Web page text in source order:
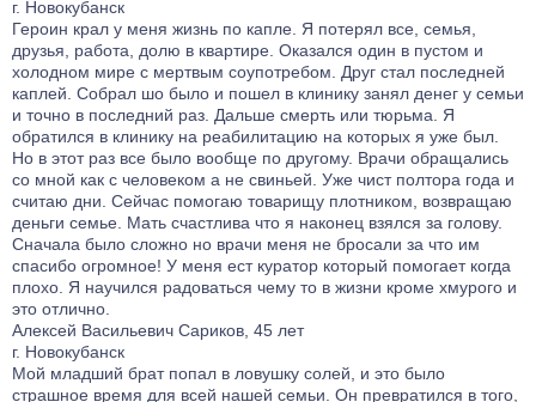
г. Новокубанск
Героин крал у меня жизнь по капле. Я потерял все, семья,
друзья, работа, долю в квартире. Оказался один в пустом и
холодном мире с мертвым соупотребом. Друг стал последней
каплей. Собрал шо было и пошел в клинику занял денег у семьи
и точно в последний раз. Дальше смерть или тюрьма. Я
обратился в клинику на реабилитацию на которых я уже был.
Но в этот раз все было вообще по другому. Врачи обращались
со мной как с человеком а не свиньей. Уже чист полтора года и
считаю дни. Сейчас помогаю товарищу плотником, возвращаю
деньги семье. Мать счастлива что я наконец взялся за голову.
Сначала было сложно но врачи меня не бросали за что им
спасибо огромное! У меня ест куратор который помогает когда
плохо. Я научился радоваться чему то в жизни кроме хмурого и
это отлично.
Алексей Васильевич Сариков, 45 лет
г. Новокубанск
Мой младший брат попал в ловушку солей, и это было
страшное время для всей нашей семьи. Он превратился в того,